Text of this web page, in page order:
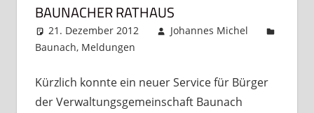
BAUNACHER RATHAUS
21. Dezember 2012
Johannes Michel
Baunach, Meldungen
Kürzlich konnte ein neuer Service für Bürger
der Verwaltungsgemeinschaft Baunach